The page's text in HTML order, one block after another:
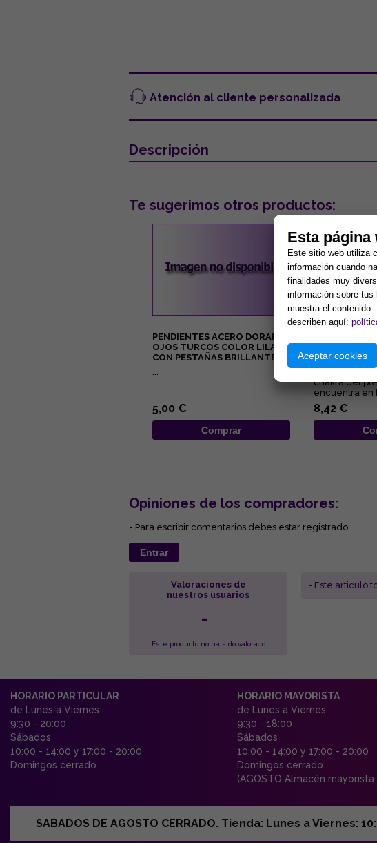
Atención al cliente personalizada
Descripción
Te sugerimos otros productos:
PENDIENTES ACERO DORADO
OJOS TURCOS COLOR LILA
CON PESTAÑAS BRILLANTES
...
5,00 €
Comprar
MANIPURA
(PARA DONUT)
chakra del
encuentra en
del abdomen
8,42 €
Opiniones de los compradores:
- Para escribir comentarios debes estar registrado.
Entrar
Valoraciones de
nuestros usuarios
-
Este producto no ha sido valorado
- Este articulo
HORARIO PARTICULAR
de Lunes a Viernes
9:30 - 20:00
Sábados
10:00 - 14:00 y 17:00 - 20:00
Domingos cerrado.
HORARIO MAYORISTA
de Lunes a Viernes
9:30 - 18:00
Sábados
10:00 - 14:00 y 17:00 - 20:00
Domingos cerrado.
(AGOSTO Almacén
SABADOS DE AGOSTO CERRADO. Tienda: Lunes a Viernes:
Esta página
Este sitio web utiliza
información cuando
finalidades muy
información sobre tus
muestra el
describen aquí:
Aceptar cookies